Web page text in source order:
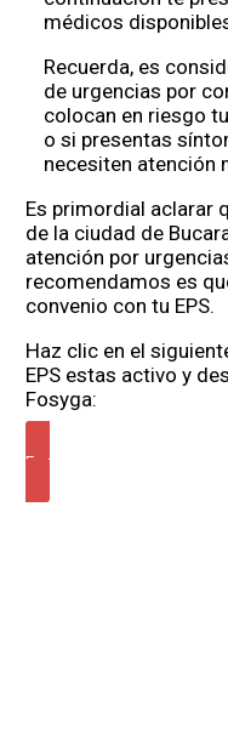
médicos
Recuerda, es
de urgencias por
colocan en riesgo
o si presentas
necesiten atención
Es primordial aclarar
de la ciudad de
atención por
recomendamos es
convenio con tu EPS.
Haz clic en el
EPS estas activo y
Fosyga:
Fosyga Adres